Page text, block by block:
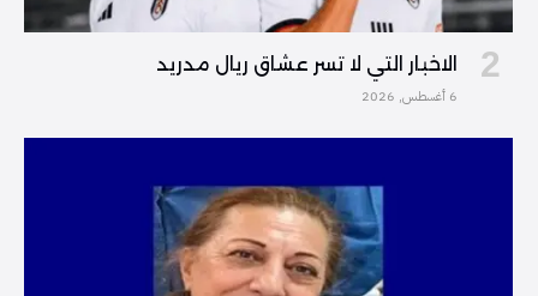
الاخبار التي لا تسر عشاق ريال مدريد
6 أغسطس, 2026